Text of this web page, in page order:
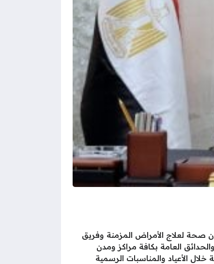
ريم مصطفى وكيل وزارة الصحة بالإسماعيلية، عن مواصلة فِرق المبادرة الرئاسية 100 مليون صحة لعلاج الأمراض المزمنة وفريق
العامة بكافة مراكز ومدن
الأعياد والمناسبات الرسمية